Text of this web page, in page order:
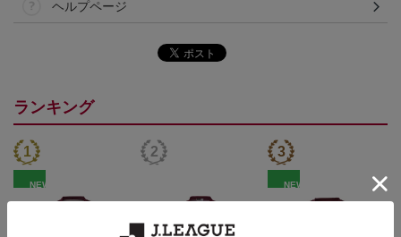
ヘルプページ
ランキング
NEW NEW